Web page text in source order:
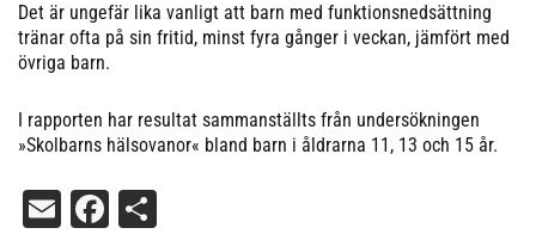
Det är ungefär lika vanligt att barn med funktionsnedsättning
tränar ofta på sin fritid, minst fyra gånger i veckan, jämfört med
övriga barn.
I rapporten har resultat sammanställts från undersökningen
»Skolbarns hälsovanor« bland barn i åldrarna 11, 13 och 15 år.
EmailFacebook